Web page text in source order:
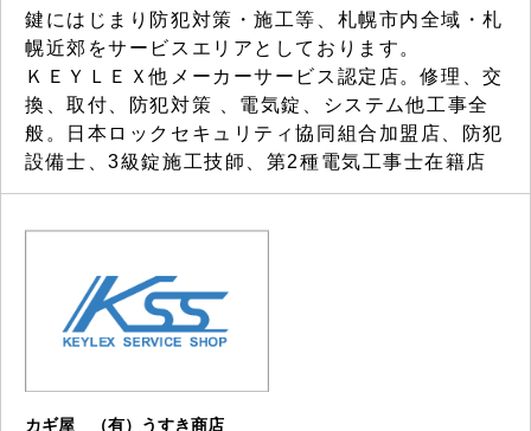
鍵にはじまり防犯対策・施工等、札幌市内全域・札
幌近郊をサービスエリアとしております。
ＫＥＹＬＥＸ他メーカーサービス認定店。修理、交
換、取付、防犯対策 、電気錠、システム他工事全
般。日本ロックセキュリティ協同組合加盟店、防犯
設備士、3級錠施工技師、第2種電気工事士在籍店
カギ屋 （有）うすき商店